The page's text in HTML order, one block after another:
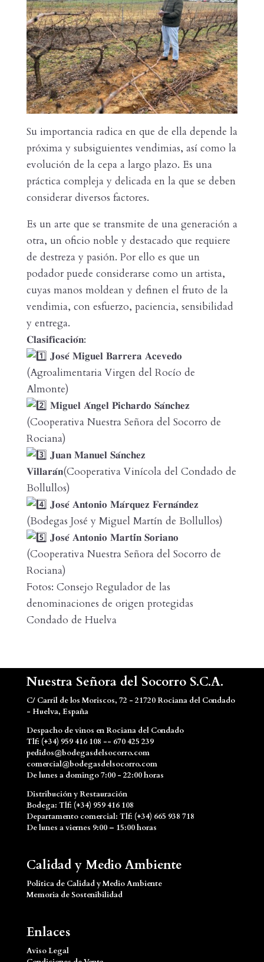
Su importancia radica en que de ella depende la
próxima y subsiguientes vendimias, así como la
evolución de la cepa a largo plazo. Es una
práctica compleja y delicada en la que se deben
considerar diversos factores.
Es un arte que se transmite de una generación a
otra, un oficio noble y destacado que requiere
de destreza y pasión. Por ello es que un
podador puede considerarse como un artista,
cuyas manos moldean y definen el fruto de la
vendimia, con esfuerzo, paciencia, sensibilidad
y entrega.
𝐂𝐥𝐚𝐬𝐢𝐟𝐢𝐜𝐚𝐜𝐢𝐨́𝐧:
𝐉𝐨𝐬𝐞́ 𝐌𝐢𝐠𝐮𝐞𝐥 𝐁𝐚𝐫𝐫𝐞𝐫𝐚 𝐀𝐜𝐞𝐯𝐞𝐝𝐨
(Agroalimentaria Virgen del Rocío de
Almonte)
𝐌𝐢𝐠𝐮𝐞𝐥 𝐀́𝐧𝐠𝐞𝐥 𝐏𝐢𝐜𝐡𝐚𝐫𝐝𝐨 𝐒𝐚́𝐧𝐜𝐡𝐞𝐳
(Cooperativa Nuestra Señora del Socorro de
Rociana)
𝐉𝐮𝐚𝐧 𝐌𝐚𝐧𝐮𝐞𝐥 𝐒𝐚́𝐧𝐜𝐡𝐞𝐳
𝐕𝐢𝐥𝐥𝐚𝐫𝐚́𝐧(Cooperativa Vinícola del Condado de
Bollullos)
𝐉𝐨𝐬𝐞́ 𝐀𝐧𝐭𝐨𝐧𝐢𝐨 𝐌𝐚́𝐫𝐪𝐮𝐞𝐳 𝐅𝐞𝐫𝐧𝐚́𝐧𝐝𝐞𝐳
(Bodegas José y Miguel Martín de Bollullos)
𝐉𝐨𝐬𝐞́ 𝐀𝐧𝐭𝐨𝐧𝐢𝐨 𝐌𝐚𝐫𝐭𝐢́𝐧 𝐒𝐨𝐫𝐢𝐚𝐧𝐨
(Cooperativa Nuestra Señora del Socorro de
Rociana)
Fotos: Consejo Regulador de las
denominaciones de origen protegidas
Condado de Huelva
Nuestra Señora del Socorro S.C.A.
C/ Carril de los Moriscos, 72 - 21720 Rociana del Condado
- Huelva, España
Despacho de vinos en Rociana del Condado
Tlf: (+34) 959 416 108 -- 670 425 239
pedidos@bodegasdelsocorro.com
comercial@bodegasdelsocorro.com
De lunes a domingo 7:00 - 22:00 horas
Distribución y Restauración
Bodega: Tlf: (+34) 959 416 108
Departamento comercial: Tlf: (+34) 665 938 718
De lunes a viernes 9:00 – 15:00 horas
Calidad y Medio Ambiente
Política de Calidad y Medio Ambiente
Memoria de Sostenibilidad
Enlaces
Aviso Legal